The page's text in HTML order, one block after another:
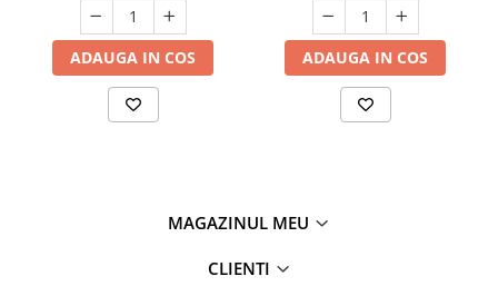
ADAUGA IN COS ADAUGA IN COS
MAGAZINUL MEU
CLIENTI